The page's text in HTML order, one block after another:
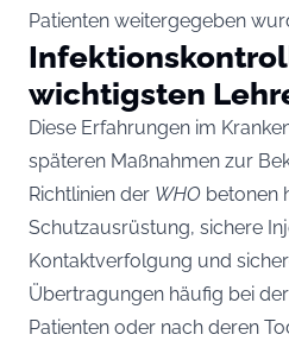
Patienten weitergegeben
wichtigsten
Diese Erfahrungen im
späteren Maßnahmen zur
Richtlinien der WHO betonen
Schutzausrüstung, sichere
Kontaktverfolgung und
Übertragungen häufig bei
Patienten oder nach deren